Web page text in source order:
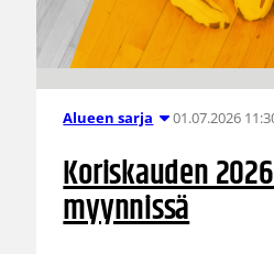
Alueen sarja 01.07.2026
Koriskauden
myynnissä